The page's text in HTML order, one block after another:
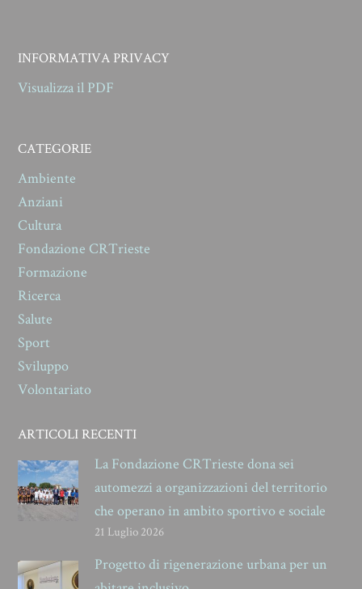
INFORMATIVA PRIVACY
Visualizza il PDF
CATEGORIE
Ambiente
Anziani
Cultura
Fondazione CRTrieste
Formazione
Ricerca
Salute
Sport
Sviluppo
Volontariato
ARTICOLI RECENTI
La Fondazione CRTrieste dona sei
automezzi a organizzazioni del territorio
che operano in ambito sportivo e sociale
21 Luglio 2026
Progetto di rigenerazione urbana per un